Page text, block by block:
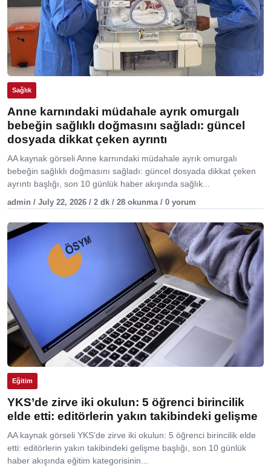
Sağlık
Anne karnındaki müdahale ayrık omurgalı
bebeğin sağlıklı doğmasını sağladı: güncel
dosyada dikkat çeken ayrıntı
AA kaynak görseli Anne karnındaki müdahale ayrık omurgalı
bebeğin sağlıklı doğmasını sağladı: güncel dosyada dikkat çeken
ayrıntı başlığı, son 10 günlük haber akışında sağlık...
admin / July 22, 2026 / 2 dk / 28 okunma / 0 yorum
Eğitim
YKS’de zirve iki okulun: 5 öğrenci birincilik
elde etti: editörlerin yakın takibindeki gelişme
AA kaynak görseli YKS’de zirve iki okulun: 5 öğrenci birincilik elde
etti: editörlerin yakın takibindeki gelişme başlığı, son 10 günlük
haber akışında eğitim kategorisinin...